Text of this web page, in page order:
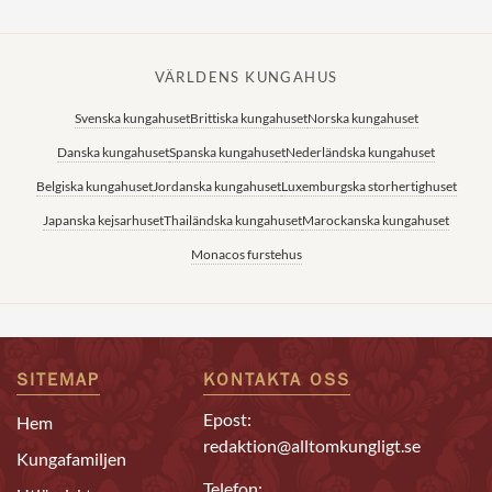
VÄRLDENS KUNGAHUS
Svenska kungahusetBrittiska kungahusetNorska kungahuset
Danska kungahusetSpanska kungahusetNederländska kungahuset
Belgiska kungahusetJordanska kungahusetLuxemburgska storhertighuset
Japanska kejsarhusetThailändska kungahusetMarockanska kungahuset
Monacos furstehus
SITEMAP
Hem
Kungafamiljen
KONTAKTA OSS
Epost:
redaktion@alltomkungligt.se